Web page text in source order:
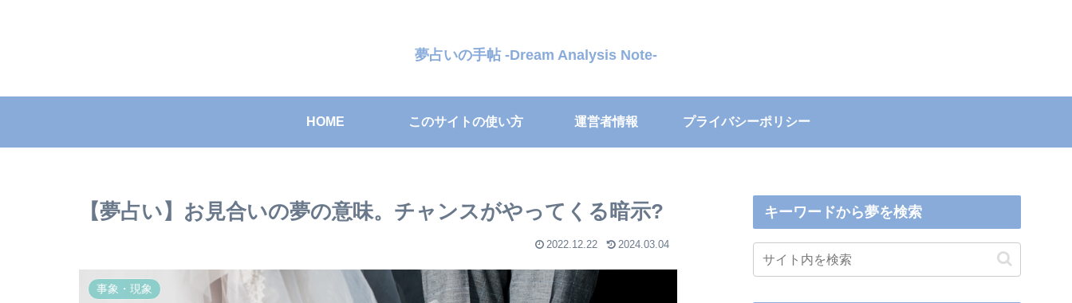
夢占いの手帖 -Dream Analysis Note-
HOME このサイトの使い方 運営者情報 プライバシーポリシー
【夢占い】お見合いの夢の意味。チャンスがやってくる暗示?
2022.12.22 2024.03.04
事象・現象
キーワードから夢を検索